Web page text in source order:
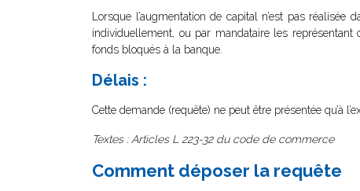
Lorsque l’augmentation de capital n’est pas
individuellement, ou par mandataire les
fonds bloqués à la banque.
Délais :
Cette demande (requête) ne peut être présentée qu’à
Textes : Articles L 223-32 du code de commerce
Comment déposer la requête